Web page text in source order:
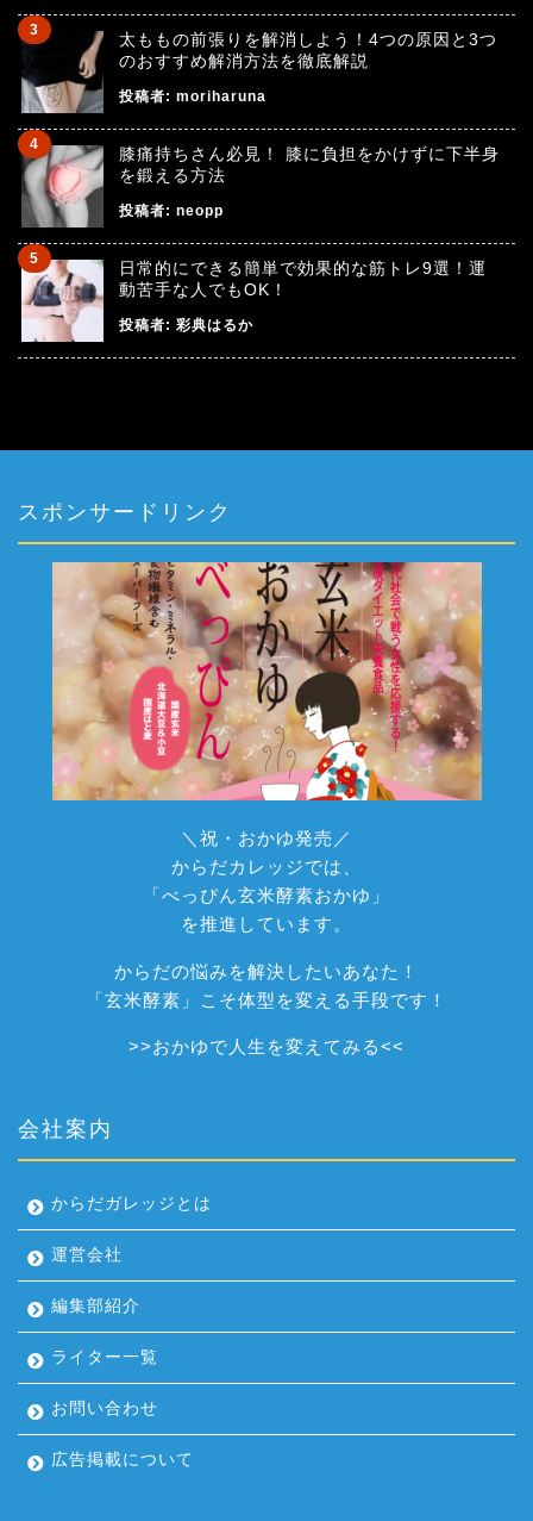
太ももの前張りを解消しよう！4つの原因と3つ
のおすすめ解消方法を徹底解説
投稿者: moriharuna
膝痛持ちさん必見！ 膝に負担をかけずに下半身
を鍛える方法
投稿者: neopp
日常的にできる簡単で効果的な筋トレ9選！運
動苦手な人でもOK！
投稿者: 彩典はるか
スポンサードリンク
＼祝・おかゆ発売／
からだカレッジでは、
「べっぴん玄米酵素おかゆ」
を推進しています。
からだの悩みを解決したいあなた！
「玄米酵素」こそ体型を変える手段です！
>>おかゆで人生を変えてみる<<
会社案内
からだガレッジとは
運営会社
編集部紹介
ライター一覧
お問い合わせ
広告掲載について